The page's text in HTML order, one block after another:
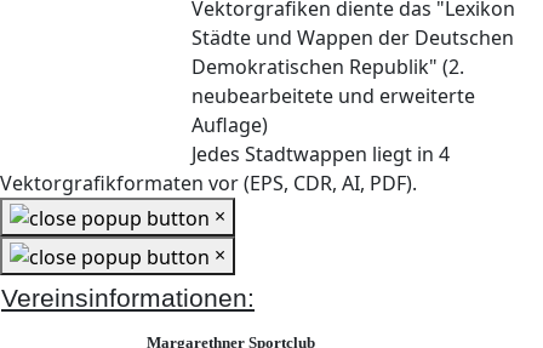
Vektorgrafiken diente das "Lexikon
Städte und Wappen der Deutschen
Demokratischen Republik" (2.
neubearbeitete und erweiterte
Auflage)
Jedes Stadtwappen liegt in 4
Vektorgrafikformaten vor (EPS, CDR, AI, PDF).
×
×
Vereinsinformationen:
Margarethner Sportclub